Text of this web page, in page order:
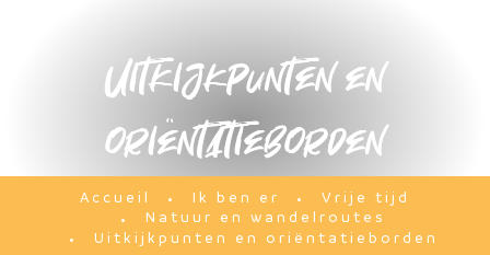
Uitkijkpunten en
oriëntatieborden
Accueil Ik ben er
Vrije tijd
Natuur en wandelroutes
Uitkijkpunten en oriëntatieborden